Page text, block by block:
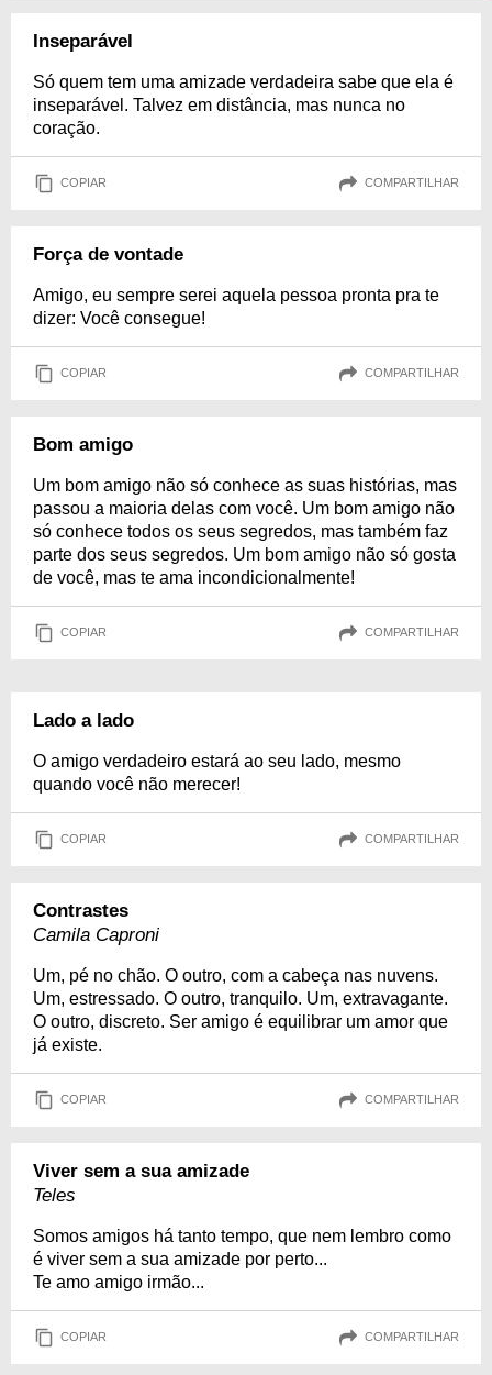
Inseparável
Só quem tem uma amizade verdadeira sabe que ela é
inseparável. Talvez em distância, mas nunca no
coração.
COPIAR COMPARTILHAR
Força de vontade
Amigo, eu sempre serei aquela pessoa pronta pra te
dizer: Você consegue!
COPIAR COMPARTILHAR
Bom amigo
Um bom amigo não só conhece as suas histórias, mas
passou a maioria delas com você. Um bom amigo não
só conhece todos os seus segredos, mas também faz
parte dos seus segredos. Um bom amigo não só gosta
de você, mas te ama incondicionalmente!
COPIAR COMPARTILHAR
Lado a lado
O amigo verdadeiro estará ao seu lado, mesmo
quando você não merecer!
COPIAR COMPARTILHAR
Contrastes
Camila Caproni
Um, pé no chão. O outro, com a cabeça nas nuvens.
Um, estressado. O outro, tranquilo. Um, extravagante.
O outro, discreto. Ser amigo é equilibrar um amor que
já existe.
COPIAR COMPARTILHAR
Viver sem a sua amizade
Teles
Somos amigos há tanto tempo, que nem lembro como
é viver sem a sua amizade por perto...
Te amo amigo irmão...
COPIAR COMPARTILHAR